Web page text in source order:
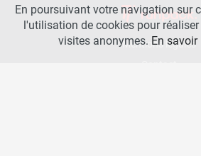
Mentions légales
En poursuivant votre navigation sur
l'utilisation de cookies pour
visites anonymes. En savoir